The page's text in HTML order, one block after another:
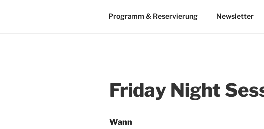
Programm & Reservierung Newsletter
Friday Night
Wann